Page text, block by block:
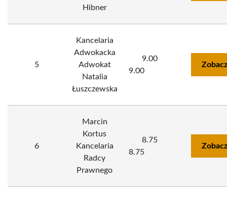
Hibner
5
Kancelaria
Adwokacka
Adwokat
Natalia
Łuszczewska
9.00
9.00
6
Marcin
Kortus
Kancelaria
Radcy
Prawnego
8.75
8.75